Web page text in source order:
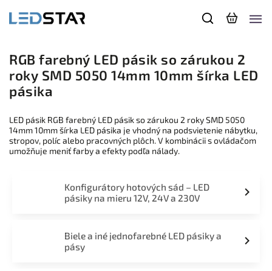
RGB farebný LED pásik so zárukou 2
roky SMD 5050 14mm 10mm šírka LED
pásika
LED pásik RGB farebný LED pásik so zárukou 2 roky SMD 5050
14mm 10mm šírka LED pásika je vhodný na podsvietenie nábytku,
stropov, políc alebo pracovných plôch. V kombinácii s ovládačom
umožňuje meniť farby a efekty podľa nálady.
Konfigurátory hotových sád – LED
pásiky na mieru 12V, 24V a 230V
Biele a iné jednofarebné LED pásiky a
pásy